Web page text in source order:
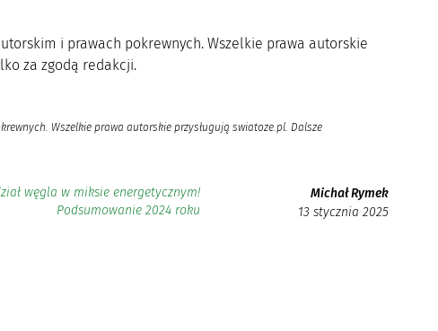
i prawach pokrewnych. Wszelkie prawa autorskie
za zgodą redakcji.
Wszelkie prawa autorskie przysługują swiatoze.pl. Dalsze
węgla w miksie energetycznym!
Podsumowanie 2024 roku
Michał Rymek
13 stycznia 2025